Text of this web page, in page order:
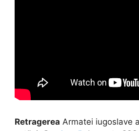
Retragerea Armatei iugoslave